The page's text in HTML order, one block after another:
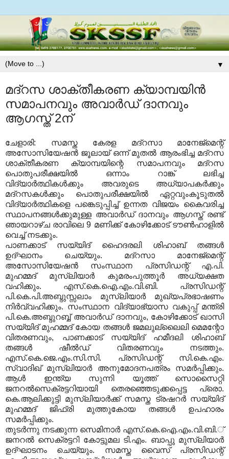
▼
മദ്‌റസ ശാക്തീകരണ ക്യാമ്പയിന്‍
സമാപനവും അവാര്‍ഡ് ദാനവും
ആഗസ്ത് 2ന്
ചേളാരി: സമസ്ത കേരള മദ്‌റസാ മാനേജ്‌മെന്റ്
അസോസിയേഷന്‍ ജൂലായ് ഒന്ന് മുതല്‍ ആരംഭിച്ച മദ്‌റസ
ശാക്തീകരണ ക്യാമ്പയിന്റെ സമാപനവും മദ്‌റസ
പൊതുപരീക്ഷയില്‍ ഒന്നാം റാങ്ക് ലഭിച്ച
വിദ്യാര്‍ത്ഥികള്‍ക്കും അവരുടെ അധ്യാപകര്‍ക്കും
മദ്‌റസകള്‍ക്കും പൊതുപരീക്ഷയില്‍ ഏറ്റവുംകൂടുതല്‍
വിദ്യാര്‍ത്ഥികളെ പങ്കെടുപ്പിച്ച് ഉന്നത വിജയം കൈവരിച്ച
സ്ഥാപനങ്ങള്‍ക്കുമുള്ള അവാര്‍ഡ് ദാനവും ആഗസ്ത് രണ്ട്
ഞായറാഴ്ച രാവിലെ 9 മണിക്ക് കോഴിക്കോട് ടൗണ്‍ഹാളില്‍
വെച്ച് നടക്കും.
പാണക്കാട് സയ്യിദ് ഹൈദരലി ശിഹാബ് തങ്ങള്‍
ഉദ്ഘാനം ചെയ്യും. മദ്‌റസാ മാനേജ്‌മെന്റ്
അസോസിയേഷന്‍ സംസ്ഥാന പ്രസിഡന്റ് എ.പി.
മുഹമ്മദ് മുസ്‌ലിയാര്‍ കുമരംപുത്തൂര്‍ അധ്യക്ഷത
വഹിക്കും. എസ്.കെ.ഐ.എം.വി.ബി. പ്രസിഡന്റ്
പി.കെ.പി.അബ്ദുസ്സലാം മുസ്‌ലിയാര്‍ മുഖ്യപ്രഭാഷണം
നിര്‍വ്വഹിക്കും. സംസ്ഥാന വിദ്യാഭ്യാസ വകുപ്പ് മന്ത്രി
പി.കെ.അബ്ദുറബ്ബ് അവാര്‍ഡ് ദാനവും, കോഴിക്കോട് ഖാസി
സയ്യിദ് മുഹമ്മദ് കോയ തങ്ങള്‍ ജമലുല്ലൈലി മെമന്റോ
വിതരണവും, പാണക്കാട് സയ്യിദ് ഹമീദലി ശിഹാബ്
തങ്ങള്‍ ഷീല്‍ഡ് വിതരണവും നടത്തും.
എസ്.കെ.ജെ.എം.സി.സി. പ്രസിഡന്റ് സി.കെ.എം.
സ്വാദിഖ് മുസ്‌ലിയാര്‍ അനുമോദനപത്രം സമര്‍പ്പിക്കും.
ആള്‍ ഇന്ത്യ സുന്നി യൂത്ത് സൊസൈറ്റി
ജനറല്‍സെക്രട്ടറിയായി തെരഞ്ഞെടുക്കപ്പെട്ട പ്രൊ.
കെ.ആലിക്കുട്ടി മുസ്‌ലിയാര്‍ക്ക് സമസ്ത ട്രഷറര്‍ സയ്യിദ്
മുഹമ്മദ് ജിഫ്രി മുത്തുകോയ തങ്ങള്‍ ഉപഹാരം
സമര്‍പ്പിക്കും.
തുടര്‍ന്നു നടക്കുന്ന സെമിനാര്‍ എസ്.കെ.ഐ.എം.വി.ബി.്
ജനറല്‍ സെക്രട്ടറി കോട്ടുമല ടി.എം. ബാപ്പു മുസ്‌ലിയാര്‍
ഉദ്ഘാടനം ചെയ്യും. സമസ്ത വൈസ് പ്രസിഡന്റ്